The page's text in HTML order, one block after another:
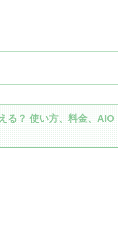
る？ 使い方、料金、AIO